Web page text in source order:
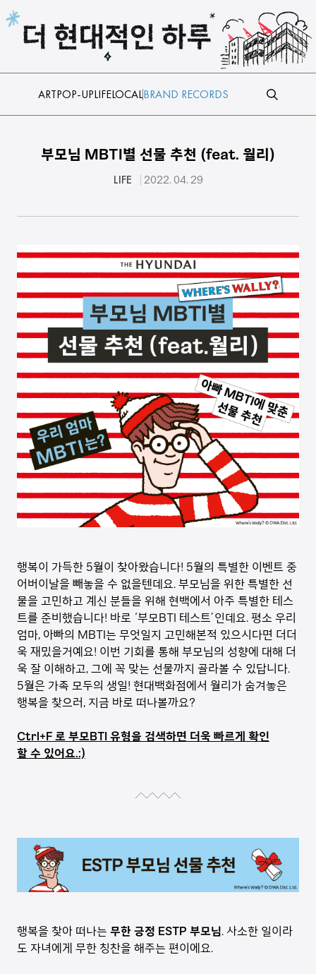
본문 바로가기
ARTPOP-UPLIFELOCALBRAND RECORDS
부모님 MBTI별 선물 추천 (feat. 월리)
LIFE 2022. 04. 29
행복이 가득한 5월이 찾아왔습니다! 5월의 특별한 이벤트 중
어버이날을 빼놓을 수 없을텐데요. 부모님을 위한 특별한 선
물을 고민하고 계신 분들을 위해 현백에서 아주 특별한 테스
트를 준비했습니다! 바로 ‘부모BTI 테스트’인데요. 평소 우리
엄마, 아빠의 MBTI는 무엇일지 고민해본적 있으시다면 더더
욱 재밌을거예요! 이번 기회를 통해 부모님의 성향에 대해 더
욱 잘 이해하고, 그에 꼭 맞는 선물까지 골라볼 수 있답니다.
5월은 가족 모두의 생일! 현대백화점에서 월리가 숨겨놓은
행복을 찾으러, 지금 바로 떠나볼까요?
Ctrl+F 로 부모BTI 유형을 검색하면 더욱 빠르게 확인
할 수 있어요.:)
행복을 찾아 떠나는 무한 긍정 ESTP 부모님. 사소한 일이라
도 자녀에게 무한 칭찬을 해주는 편이에요.